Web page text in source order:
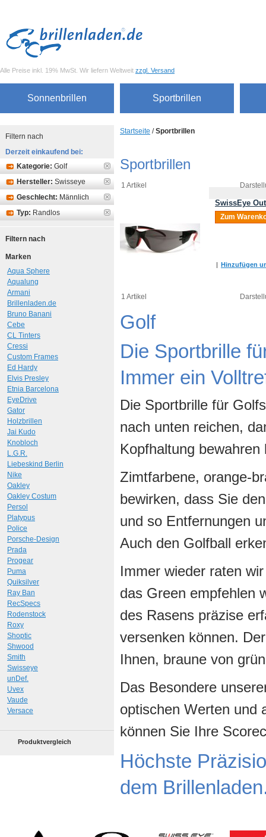
Alle Preise inkl. 19% MwSt. Wir liefern Weltweit zzgl. Versand
Sonnenbrillen Sportbrillen
Startseite /Sportbrillen
Sportbrillen
1 Artikel
SwissEye
Zum
| Hinzufügen
1 Artikel
Golf
Die Sportbrille
Immer ein
Die Sportbrille für
nach unten reichen,
Kopfhaltung bewahren
Zimtfarbene, orange-
bewirken, dass Sie
und so Entfernungen
Auch den Golfball
Immer wieder raten
das Green empfehlen
des Rasens präzise
versenken können.
Ihnen, braune von
Das Besondere
optischen Werten und
können Sie Ihre
Höchste
dem
Filtern nach
Derzeit einkaufend bei:
Kategorie: Golf
Hersteller: Swisseye
Geschlecht: Männlich
Typ: Randlos
Filtern nach
Marken
Aqua Sphere
Aqualung
Armani
Brillenladen.de
Bruno Banani
Cebe
CL Tinters
Cressi
Custom Frames
Ed Hardy
Elvis Presley
Etnia Barcelona
EyeDrive
Gator
Holzbrillen
Jai Kudo
Knobloch
L.G.R.
Liebeskind Berlin
Nike
Oakley
Oakley Costum
Persol
Platypus
Police
Porsche-Design
Prada
Progear
Puma
Quiksilver
Ray Ban
RecSpecs
Rodenstock
Roxy
Shoptic
Shwood
Smith
Swisseye
unDef.
Uvex
Vaude
Versace
Produktvergleich